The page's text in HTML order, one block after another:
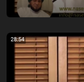
28:54